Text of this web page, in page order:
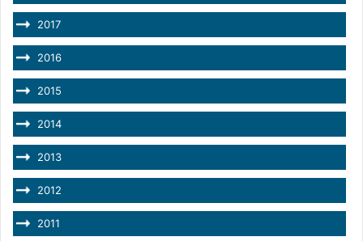
2017
2016
2015
2014
2013
2012
2011